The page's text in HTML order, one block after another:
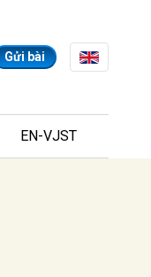
Gửi bài
EN-VJST